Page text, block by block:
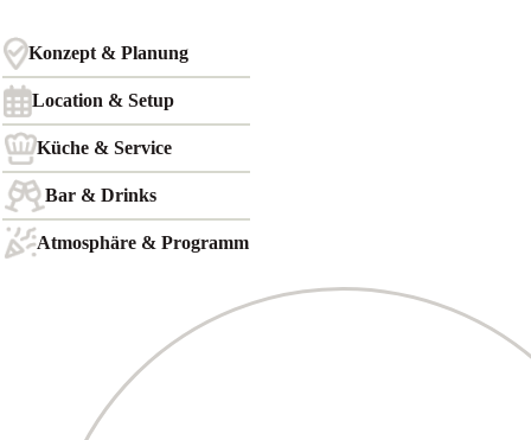
Konzept & Planung
Location & Setup
Küche & Service
Bar & Drinks
Atmosphäre & Programm